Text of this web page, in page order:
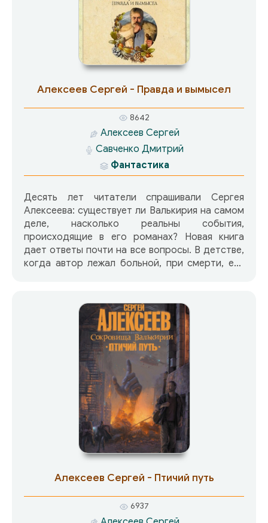
веймарский пакет. Но Андрея хранит Дара…
Алексеев Сергей - Правда и вымысел
8642
Алексеев Сергей
Савченко Дмитрий
Фантастика
Десять лет читатели спрашивали Сергея
Алексеева: существует ли Валькирия на самом
деле, насколько реальны события,
происходящие в его романах? Новая книга
дает ответы почти на все вопросы. В детстве,
когда автор лежал больной, при смерти, его
происходить странные события. Ему стало
необходимо: попасть на гору Манарага, что на
севере Урала; найти подземную цивилизацию
гоев-гиперборейцев; поймать золотую рыбку
Валек; встретиться с Валькирией. Автору
почти удалось достичь своего, и Валькирию он
встретил. Вот здесь и скрыта самая большая
Алексеев Сергей - Птичий путь
6937